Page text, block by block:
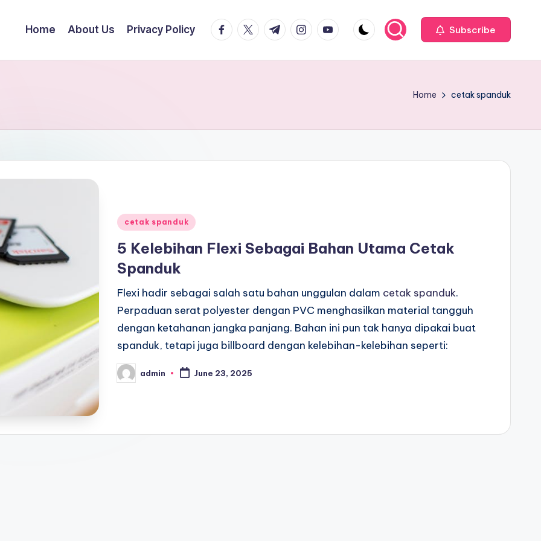
Home About Us Privacy Policy facebook.com
twitter.com
t.me instagram.com
youtube.com Subscribe
Home cetak spanduk
Posted
cetak spanduk
5 Kelebihan Flexi Sebagai Bahan Utama Cetak
Spanduk
Flexi hadir sebagai salah satu bahan unggulan dalam cetak spanduk.
Perpaduan serat polyester dengan PVC menghasilkan material tangguh
dengan ketahanan jangka panjang. Bahan ini pun tak hanya dipakai buat
spanduk, tetapi juga billboard dengan kelebihan-kelebihan seperti:
Posted
by
admin June 23, 2025